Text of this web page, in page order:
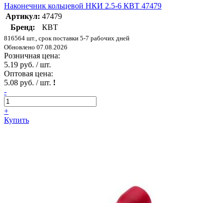
Наконечник кольцевой НКИ 2.5-6 КВТ 47479
Артикул: 47479
Бренд:
КВТ
816564 шт., срок поставки 5-7 рабочих дней
Обновлено 07.08.2026
Розничная цена:
5.19 руб. / шт.
Оптовая цена:
5.08 руб. / шт. !
-
+
Купить